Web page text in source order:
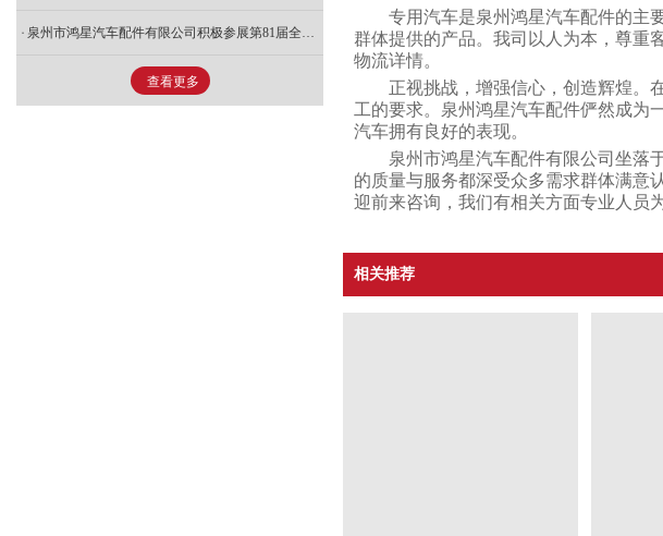
专用汽车是泉州鸿星汽车配件的主
群体提供的产品。我司以人为本，尊重
物流详情。
正视挑战，增强信心，创造辉煌。
工的要求。泉州鸿星汽车配件俨然成为
汽车拥有良好的表现。
泉州市鸿星汽车配件有限公司坐落
的质量与服务都深受众多需求群体满意
迎前来咨询，我们有相关方面专业人员
相关推荐
泉州市鸿星汽车配件有限公司积极参展第81届全国汽配交易会
查看更多